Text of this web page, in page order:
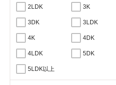
2LDK 3K
3DK 3LDK
4K 4DK
4LDK 5DK
5LDK以上